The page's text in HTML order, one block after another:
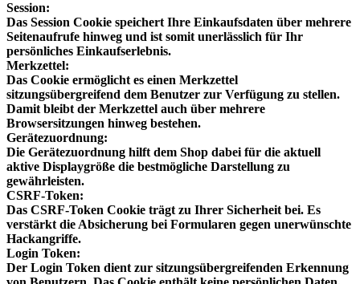
Session:
Das Session Cookie speichert Ihre Einkaufsdaten über mehrere
Seitenaufrufe hinweg und ist somit unerlässlich für Ihr
persönliches Einkaufserlebnis.
Merkzettel:
Das Cookie ermöglicht es einen Merkzettel
sitzungsübergreifend dem Benutzer zur Verfügung zu stellen.
Damit bleibt der Merkzettel auch über mehrere
Browsersitzungen hinweg bestehen.
Gerätezuordnung:
Die Gerätezuordnung hilft dem Shop dabei für die aktuell
aktive Displaygröße die bestmögliche Darstellung zu
gewährleisten.
CSRF-Token:
Das CSRF-Token Cookie trägt zu Ihrer Sicherheit bei. Es
verstärkt die Absicherung bei Formularen gegen unerwünschte
Hackangriffe.
Login Token:
Der Login Token dient zur sitzungsübergreifenden Erkennung